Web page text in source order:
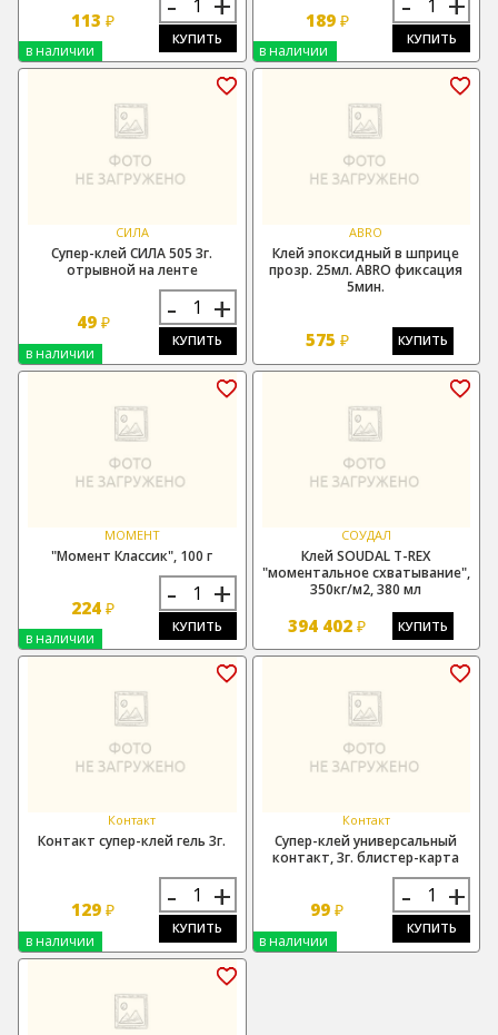
113₽
КУПИТЬ
в наличии
189 ₽
КУПИТЬ
в наличии
СИЛА
Супер-клей СИЛА 505 3г.
отрывной на ленте
49 ₽ - +
КУПИТЬ
в наличии
ABRO
Клей эпоксидный в шприце
прозр. 25мл. ABRO фиксация
5мин.
575 ₽ КУПИТЬ
МОМЕНТ
"Момент Классик", 100 г
224₽ - +
КУПИТЬ
в наличии
СОУДАЛ
Клей SOUDAL T-REX
"моментальное схватывание",
350кг/м2, 380 мл
394 402₽ КУПИТЬ
Контакт
Контакт супер-клей гель 3г.
129₽ - +
КУПИТЬ
в наличии
Контакт
Супер-клей универсальный
контакт, 3г. блистер-карта
99₽ - +
КУПИТЬ
в наличии